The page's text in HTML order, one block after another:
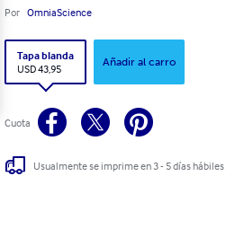
Por OmniaScience
Tapa blanda
USD 43,95
Añadir al carro
Cuota
Usualmente se imprime en 3 - 5 días hábiles